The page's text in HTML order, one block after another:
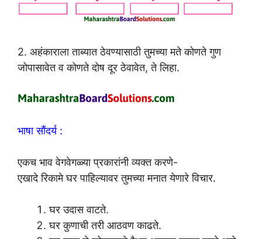
2. अहंकाराला ताब्यात ठेवण्यासाठी तुमच्या मते कोणते गुण
जोपासावेत व कोणते दोष दूर ठेवावेत, ते लिहा.
भाषा सौंदर्य :
एकच भाव वेगवेगळ्या प्रकारांनी व्यक्त करणे-
एखादे रिकामे घर पाहिल्यावर तुमच्या मनात येणारे विचार.
घर उदास वाटते.
घर कुणाची तरी आठवण काढते.